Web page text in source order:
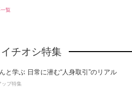
覧
チオシ特集
と学ぶ 日常に潜む“人身取引”のリアル
ップ特集